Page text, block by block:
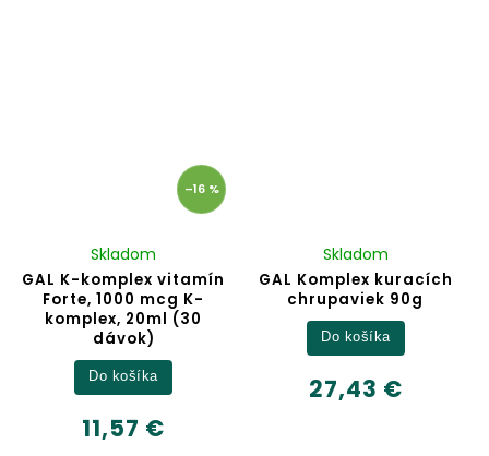
–16 %
GAL K-komplex vitamín
Forte, 1000 mcg K-
komplex, 20ml (30
dávok)
Skladom
11,57 €
Do košíka
GAL Komplex kuracích
chrupaviek 90g
Skladom
27,43 €
Do košíka